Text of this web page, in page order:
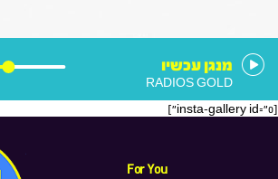
מנגן עכשיו
RADIOS GOLD
[insta-gallery id="0"]
For You